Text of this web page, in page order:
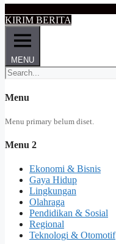
KIRIM BERITA
MENU
Menu
Menu primary belum diset.
Menu 2
Ekonomi & Bisnis
Gaya Hidup
Lingkungan
Olahraga
Pendidikan & Sosial
Regional
Teknologi & Otomotif